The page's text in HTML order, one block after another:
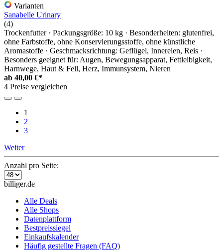
Varianten
Sanabelle Urinary
(4)
Trockenfutter · Packungsgröße: 10 kg · Besonderheiten: glutenfrei,
ohne Farbstoffe, ohne Konservierungsstoffe, ohne künstliche
Aromastoffe · Geschmacksrichtung: Geflügel, Innereien, Reis ·
Besonders geeignet für: Augen, Bewegungsapparat, Fettleibigkeit,
Harnwege, Haut & Fell, Herz, Immunsystem, Nieren
ab 40,00 €*
4 Preise vergleichen
1
2
3
Weiter
Anzahl pro Seite:
billiger.de
Alle Deals
Alle Shops
Datenplattform
Bestpreissiegel
Einkaufskalender
Häufig gestellte Fragen (FAQ)